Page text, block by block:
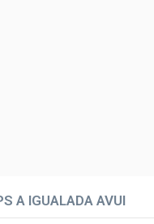
A IGUALADA AVUI